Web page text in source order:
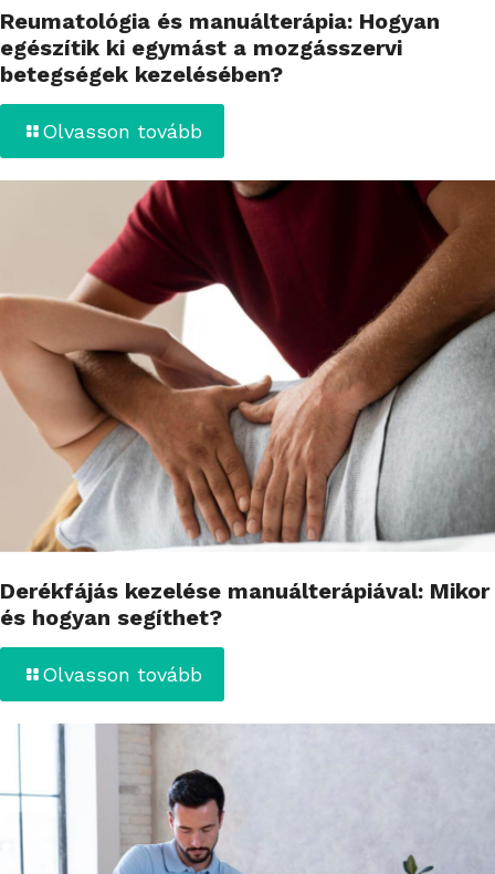
Reumatológia és manuálterápia: Hogyan
egészítik ki egymást a mozgásszervi
betegségek kezelésében?
Olvasson tovább
Derékfájás kezelése manuálterápiával: Mikor
és hogyan segíthet?
Olvasson tovább